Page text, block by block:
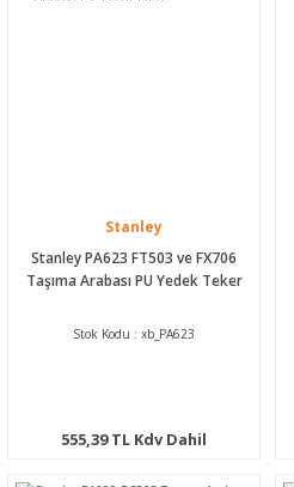
Stanley
Stanley PA623 FT503 ve FX706
Taşıma Arabası PU Yedek Teker
Stok Kodu : xb_PA623
555,39 TL Kdv Dahil